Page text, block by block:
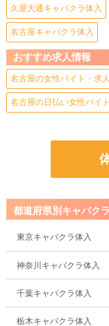
久屋大通キャバクラ体入
名古屋キャバクラ体入
おすすめ求人情報
名古屋の女性バイト・求人
名古屋の日払い女性バイ
都道府県別キャバク
東京キャバクラ体入
神奈川キャバクラ体入
千葉キャバクラ体入
栃木キャバクラ体入